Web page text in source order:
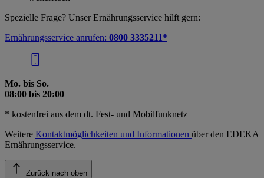
Spezielle Frage? Unser Ernährungsservice hilft gern:
Ernährungsservice anrufen: 0800 3335211*
Mo. bis So.
08:00 bis 20:00
* kostenfrei aus dem dt. Fest- und Mobilfunknetz
Weitere Kontaktmöglichkeiten und Informationen über den EDEKA
Ernährungsservice.
Zurück nach oben